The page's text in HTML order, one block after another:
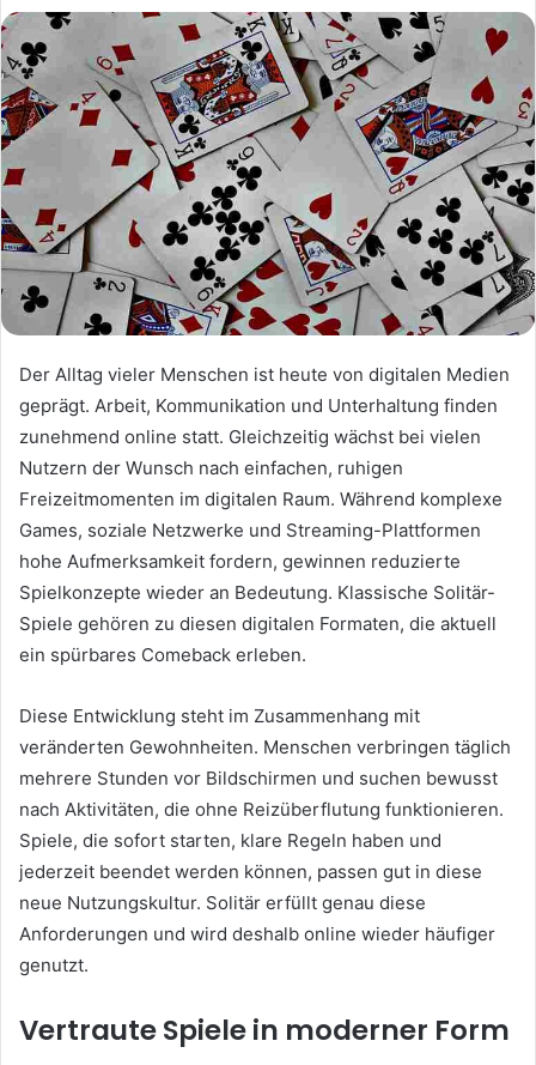
Der Alltag vieler Menschen ist heute von digitalen Medien
geprägt. Arbeit, Kommunikation und Unterhaltung finden
zunehmend online statt. Gleichzeitig wächst bei vielen
Nutzern der Wunsch nach einfachen, ruhigen
Freizeitmomenten im digitalen Raum. Während komplexe
Games, soziale Netzwerke und Streaming-Plattformen
hohe Aufmerksamkeit fordern, gewinnen reduzierte
Spielkonzepte wieder an Bedeutung. Klassische Solitär-
Spiele gehören zu diesen digitalen Formaten, die aktuell
ein spürbares Comeback erleben.
Diese Entwicklung steht im Zusammenhang mit
veränderten Gewohnheiten. Menschen verbringen täglich
mehrere Stunden vor Bildschirmen und suchen bewusst
nach Aktivitäten, die ohne Reizüberflutung funktionieren.
Spiele, die sofort starten, klare Regeln haben und
jederzeit beendet werden können, passen gut in diese
neue Nutzungskultur. Solitär erfüllt genau diese
Anforderungen und wird deshalb online wieder häufiger
genutzt.
Vertraute Spiele in moderner Form